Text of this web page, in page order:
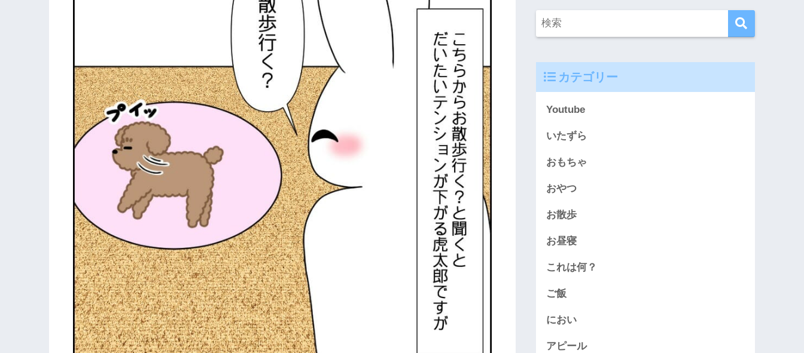
カテゴリー
Youtube
いたずら
おもちゃ
おやつ
お散歩
お昼寝
これは何？
ご飯
におい
アピール